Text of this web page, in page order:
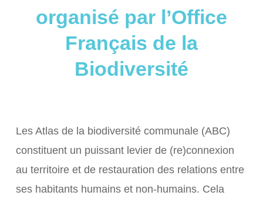
organisé par l’Office
Français de la
Biodiversité
Les Atlas de la biodiversité communale (ABC)
constituent un puissant levier de (re)connexion
au territoire et de restauration des relations entre
ses habitants humains et non-humains. Cela